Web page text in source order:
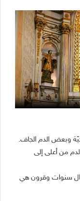
وبعض الدم الجاف.
من أعلى إلى
سنوات وقرون هي